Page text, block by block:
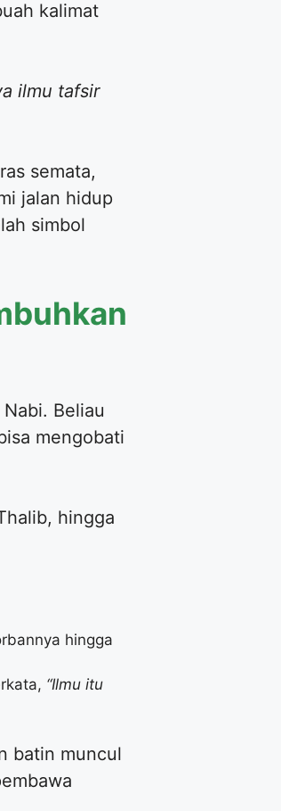
ilmu tafsir
semata,
jalan hidup
simbol
mengobati
hingga
hingga
“Ilmu itu
batin muncul